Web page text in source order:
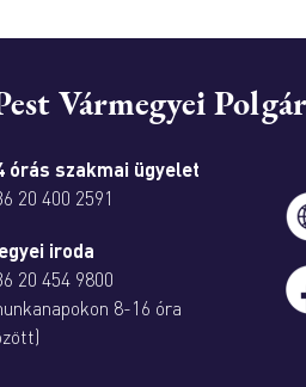
Vármegyei
órás szakmai ügyelet
20 400 2591
iroda
20 454 9800
8-16 óra